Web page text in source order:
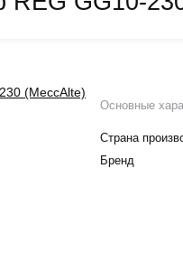
Основные
Страна
Бренд